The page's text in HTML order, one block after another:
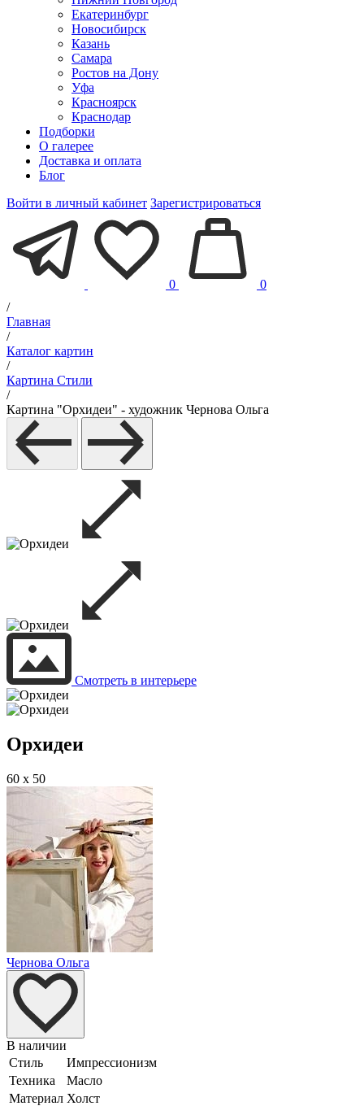
Екатеринбург
Новосибирск
Казань
Самара
Ростов на Дону
Уфа
Красноярск
Краснодар
Подборки
О галерее
Доставка и оплата
Блог
Войти в личный кабинет Зарегистрироваться
0
0
/
Главная
/
Каталог картин
/
Картина Стили
/
Картина "Орхидеи" - художник Чернова Ольга
Смотреть в интерьере
Орхидеи
60 x 50
Чернова Ольга
В наличии
Стиль
Импрессионизм
Техника
Масло
Материал Холст